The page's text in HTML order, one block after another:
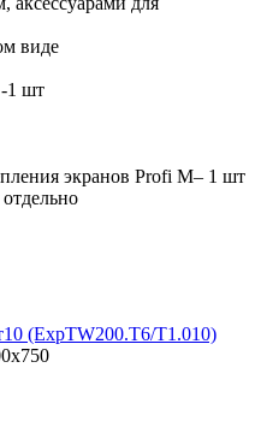
виде
1 шт
экранов Profi M– 1 шт
(ExpTW200.T6/T1.010)